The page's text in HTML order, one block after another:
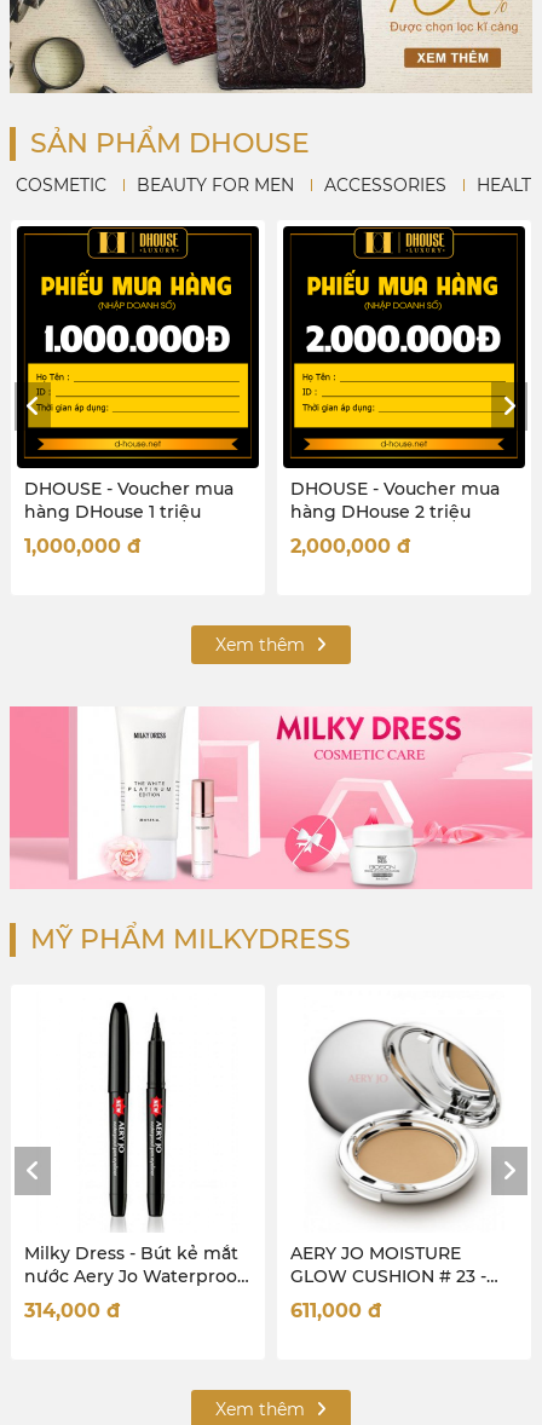
SẢN PHẨM DHOUSE
COSMETIC BEAUTY FOR MEN ACCESSORIES
DHOUSE - Voucher mua
hàng DHouse 2 triệu
2,000,000đ
DHOUSE - Voucher mua
hàng DHouse 50 Triệu
50,000,000
Xem thêm
MỸ PHẨM MILKYDRESS
AERY JO MOISTURE
GLOW CUSHION # 23 -
(MÃ MỚI)
611,000 đ
Milky Dress - Chì kẻ viền
môi Aery Jo Auto Lipliner
- #No11 - Earth Brown
303,000đ
Xem thêm